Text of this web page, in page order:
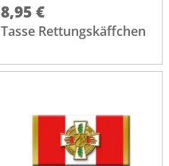
8,95 €
Tasse Rettungskäffchen